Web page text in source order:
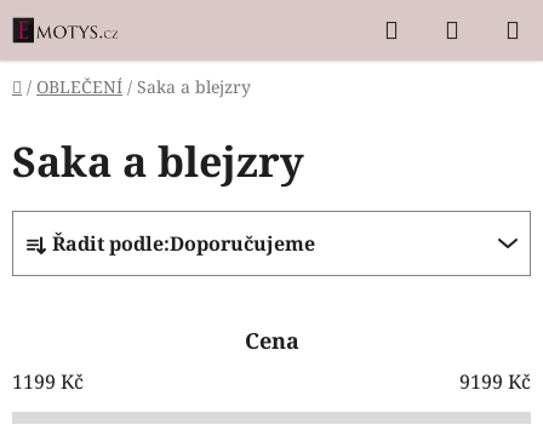
Přejít
na
obsah
Hledat
KOŠÍK
Domů
/ OBLEČENÍ / Saka a blejzry
Saka a blejzry
Ř
a
z
í
p
Řadit podle:Doporučujeme
Cena
1199 Kč 9199 Kč